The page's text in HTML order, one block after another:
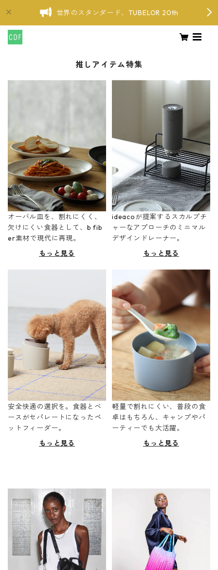
世界のスタンダード、TUBELOR 20th
推しアイテム特集
オーバル皿を、割れにくく、
欠けにくい食器として、b fib
er素材で現代に再現。
もっと見る
ideacoが提案するスカルプチ
ャーなアプローチのミニマル
デザインドレーナー。
もっと見る
安全快適の選択を。食器とベ
ースがセパレートになったペ
ットフィーダー。
もっと見る
軽量で割れにくい、普段の食
卓はもちろん、キャンプやパ
ーティーでも大活躍。
もっと見る